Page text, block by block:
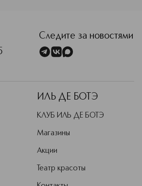
Следите за новостями
ИЛЬ ДЕ БОТЭ
КЛУБ ИЛЬ ДЕ БОТЭ
Магазины
Акции
Театр красоты